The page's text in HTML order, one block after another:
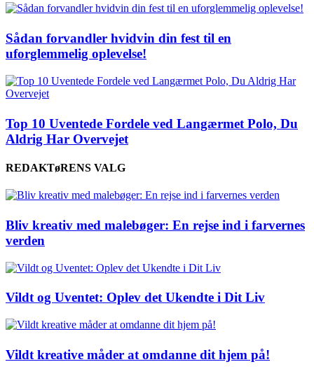
Sådan forvandler hvidvin din fest til en
uforglemmelig oplevelse!
Top 10 Uventede Fordele ved Langærmet Polo, Du
Aldrig Har Overvejet
REDAKTøRENS VALG
Bliv kreativ med malebøger: En rejse ind i farvernes
verden
Vildt og Uventet: Oplev det Ukendte i Dit Liv
Vildt kreative måder at omdanne dit hjem på!